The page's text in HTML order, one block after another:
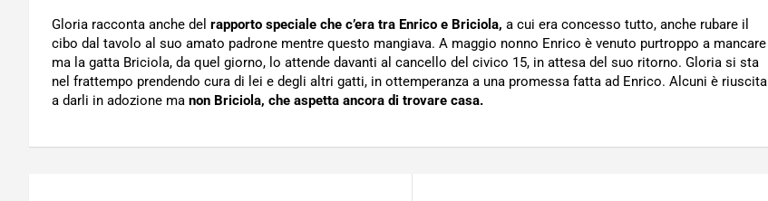
Gloria racconta anche del rapporto speciale che c’era tra Enrico e Briciola, a cui era concesso tutto, anche rubare il
cibo dal tavolo al suo amato padrone mentre questo mangiava. A maggio nonno Enrico è venuto purtroppo a mancare
ma la gatta Briciola, da quel giorno, lo attende davanti al cancello del civico 15, in attesa del suo ritorno. Gloria si sta
nel frattempo prendendo cura di lei e degli altri gatti, in ottemperanza a una promessa fatta ad Enrico. Alcuni è riuscita
a darli in adozione ma non Briciola, che aspetta ancora di trovare casa.